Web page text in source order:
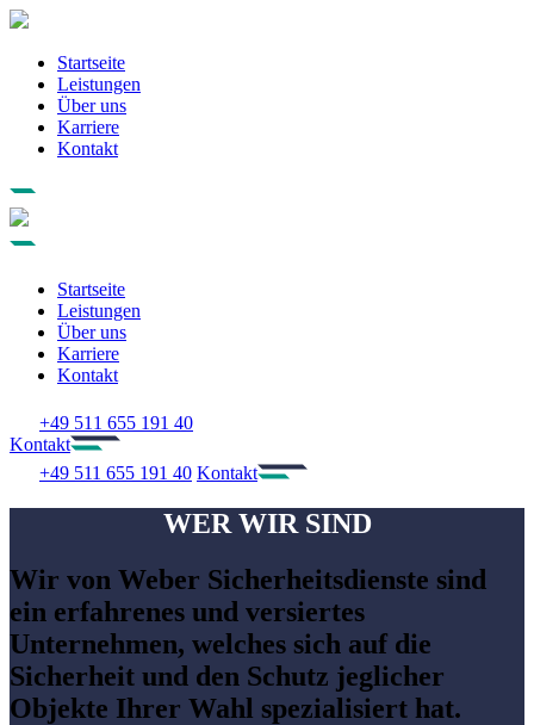
Startseite
Leistungen
Über uns
Karriere
Kontakt
Startseite
Leistungen
Über uns
Karriere
Kontakt
+49 511 655 191 40
Kontakt
+49 511 655 191 40 Kontakt
WER WIR SIND
Wir von Weber Sicherheitsdienste sind
ein erfahrenes und versiertes
Unternehmen, welches sich auf die
Sicherheit und den Schutz jeglicher
Objekte Ihrer Wahl spezialisiert hat.